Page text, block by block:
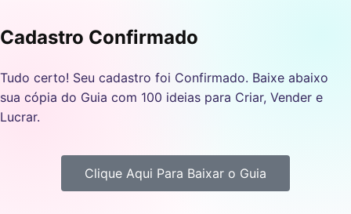
Cadastro Confirmado
Tudo certo! Seu cadastro foi Confirmado. Baixe abaixo
sua cópia do Guia com 100 ideias para Criar, Vender e
Lucrar.
Clique Aqui Para Baixar o Guia